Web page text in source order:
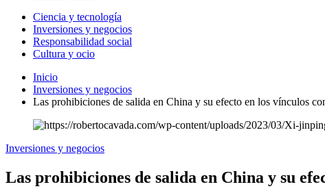
Ciencia y tecnología
Inversiones y negocios
Responsabilidad social
Cultura y ocio
Inicio
Inversiones y negocios
Las prohibiciones de salida en China y su efecto en los vínculos
Inversiones y negocios
Las prohibiciones de salida en China y su